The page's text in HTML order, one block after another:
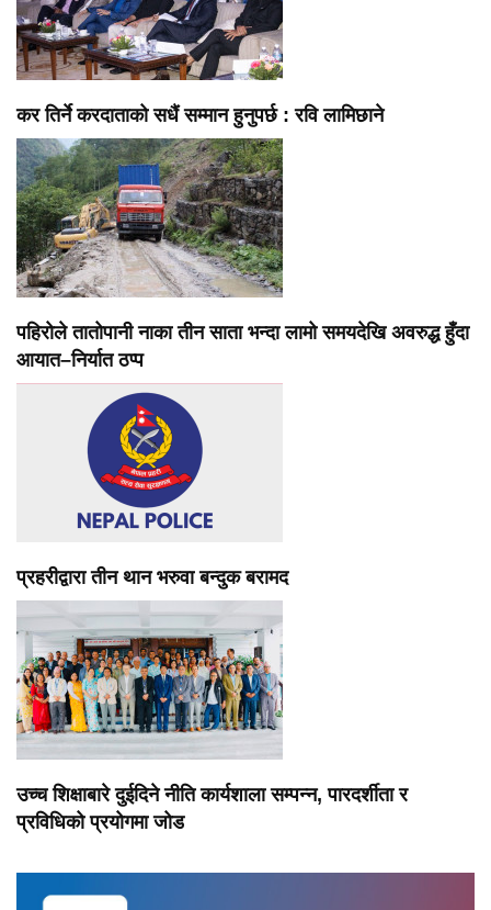
कर तिर्ने करदाताको सधैं सम्मान हुनुपर्छ : रवि लामिछाने
पहिरोले तातोपानी नाका तीन साता भन्दा लामो समयदेखि अवरुद्ध हुँदा
आयात–निर्यात ठप्प
प्रहरीद्वारा तीन थान भरुवा बन्दुक बरामद
उच्च शिक्षाबारे दुईदिने नीति कार्यशाला सम्पन्न, पारदर्शीता र
प्रविधिको प्रयोगमा जोड